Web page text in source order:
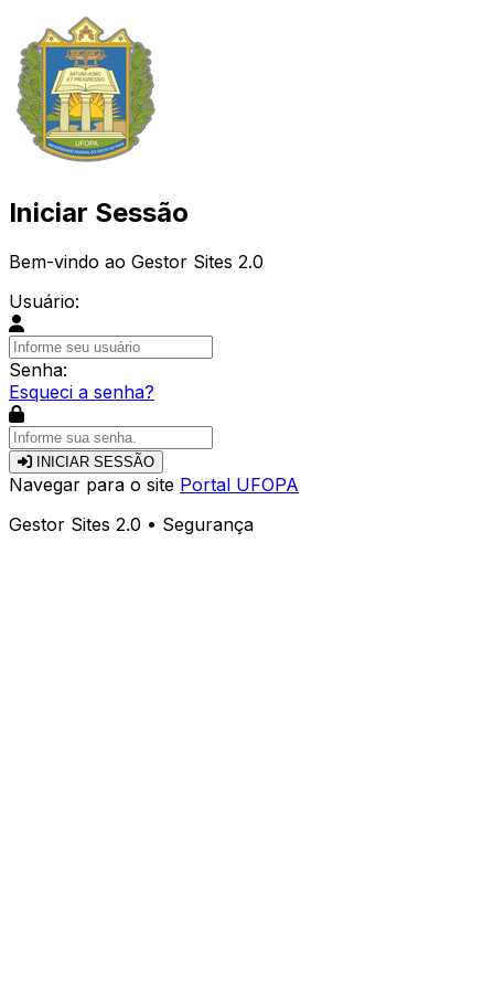
Iniciar Sessão
Bem-vindo ao Gestor Sites 2.0
Usuário:
Senha:
Esqueci a senha?
INICIAR SESSÃO
Navegar para o site Portal UFOPA
Gestor Sites 2.0 • Segurança